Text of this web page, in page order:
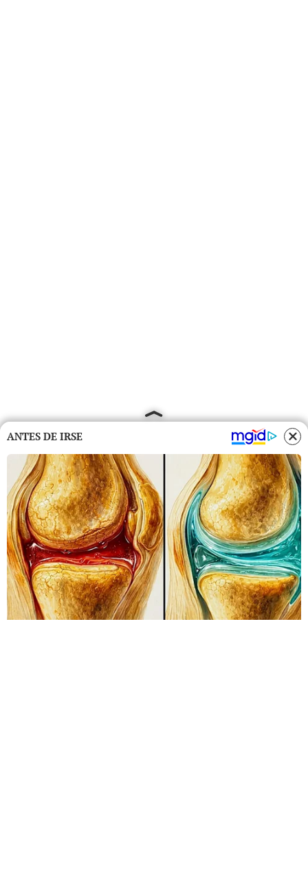
ANTES DE IRSE